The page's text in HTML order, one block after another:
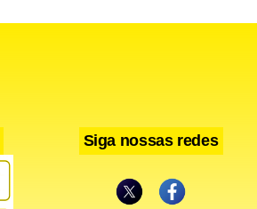
Siga nossas redes